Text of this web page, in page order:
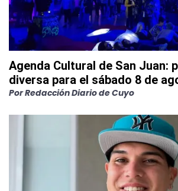
Agenda Cultural de San Juan:
diversa para el sábado 8 de
PorRedacción Diario de Cuyo